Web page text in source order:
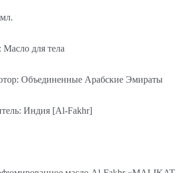
Масло для тела
Объединенные Арабские Эмираты
Индия [Al-Fakhr]